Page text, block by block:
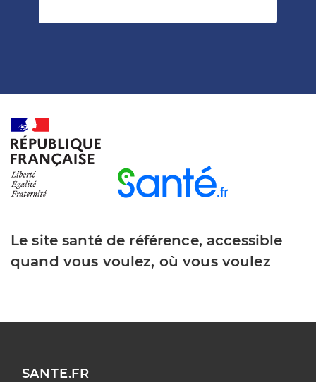
Le site santé de référence, accessible
quand vous voulez, où vous voulez
SANTE.FR